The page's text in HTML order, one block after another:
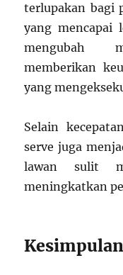
terlupakan bagi
yang mencapai
mengubah
memberikan
yang
Selain
serve juga
lawan sulit
meningkatkan
Kesimpulan